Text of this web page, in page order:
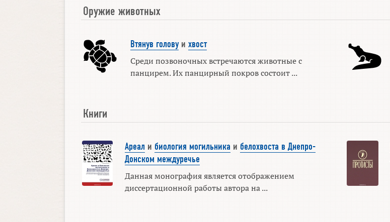
Оружие животных
Втянув головуи хвост
Среди позвоночных встречаются животные с
панцирем. Их панцирный покров состоит ...
Книги
Ареал и биология могильника и белохвоста в Днепро-
Донском междуречье
Данная монография является отображением
диссертационной работы автора на ...